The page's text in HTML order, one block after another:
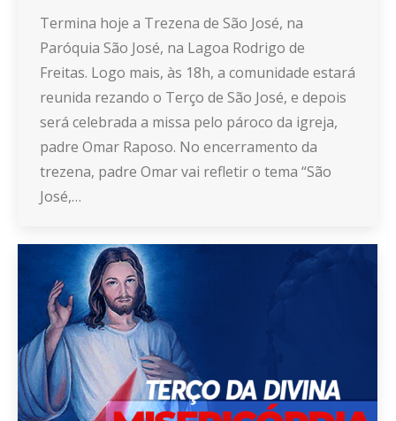
Termina hoje a Trezena de São José, na
Paróquia São José, na Lagoa Rodrigo de
Freitas. Logo mais, às 18h, a comunidade estará
reunida rezando o Terço de São José, e depois
será celebrada a missa pelo pároco da igreja,
padre Omar Raposo. No encerramento da
trezena, padre Omar vai refletir o tema “São
José,…